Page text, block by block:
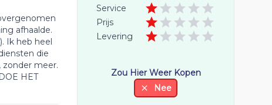
afhaalde.
Ik heb heel
die
zonder meer.
HET
Service
Prijs
Levering
Zou Hier Weer Kopen
Nee